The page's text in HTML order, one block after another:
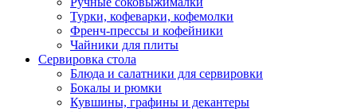
Турки, кофеварки, кофемолки
Френч-прессы и кофейники
Чайники для плиты
Сервировка стола
Блюда и салатники для сервировки
Бокалы и рюмки
Кувшины, графины и декантеры